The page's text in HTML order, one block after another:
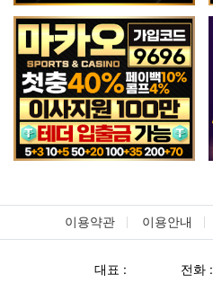
이용약관 이용안내
대표 : 전화 :